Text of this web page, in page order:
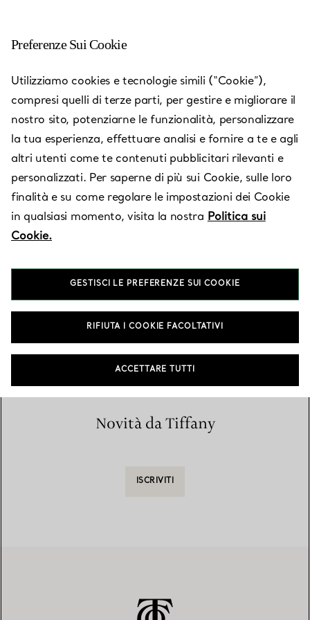
Sedi dei negozi Tiffany —Negozi
Paese/Regione
Novità da Tiffany
ISCRIVITI
Preferenze Sui Cookie
Utilizziamo cookies e tecnologie simili (“Cookie”),
compresi quelli di terze parti, per gestire e migliorare il
nostro sito, potenziarne le funzionalità, personalizzare
la tua esperienza, effettuare analisi e fornire a te e agli
altri utenti come te contenuti pubblicitari rilevanti e
personalizzati. Per saperne di più sui Cookie, sulle loro
finalità e su come regolare le impostazioni dei Cookie
in qualsiasi momento, visita la nostra Politica sui
Cookie.
GESTISCI LE PREFERENZE SUI COOKIE
RIFIUTA I COOKIE FACOLTATIVI
ACCETTARE TUTTI